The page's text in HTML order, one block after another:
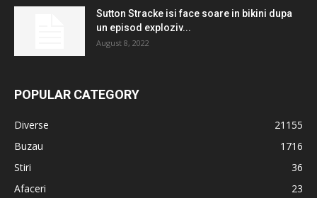
Sutton Stracke isi face soare in bikini dupa
un episod exploziv...
August 8, 2022
POPULAR CATEGORY
Diverse
21155
Buzau
1716
Stiri
36
Afaceri
23